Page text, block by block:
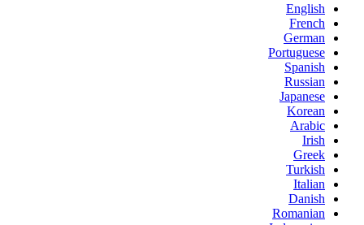
English
French
German
Portuguese
Spanish
Russian
Japanese
Korean
Arabic
Irish
Greek
Turkish
Italian
Danish
Romanian